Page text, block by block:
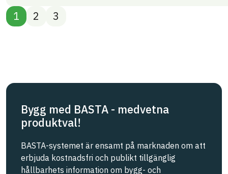
1 2 3
Bygg med BASTA - medvetna
produktval!
BASTA-systemet är ensamt på marknaden om att
erbjuda kostnadsfri och publikt tillgänglig
hållbarhets information om bygg- och